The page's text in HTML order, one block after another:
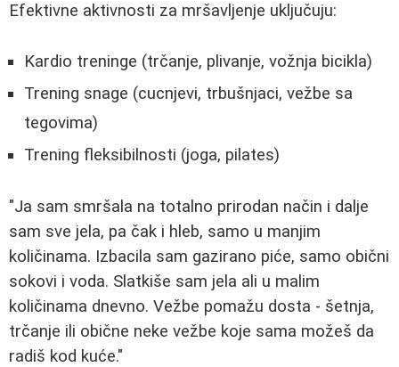
Efektivne aktivnosti za mršavljenje uključuju:
Kardio treninge (trčanje, plivanje, vožnja bicikla)
Trening snage (cucnjevi, trbušnjaci, vežbe sa
tegovima)
Trening fleksibilnosti (joga, pilates)
"Ja sam smršala na totalno prirodan način i dalje
sam sve jela, pa čak i hleb, samo u manjim
količinama. Izbacila sam gazirano piće, samo obični
sokovi i voda. Slatkiše sam jela ali u malim
količinama dnevno. Vežbe pomažu dosta - šetnja,
trčanje ili obične neke vežbe koje sama možeš da
radiš kod kuće."